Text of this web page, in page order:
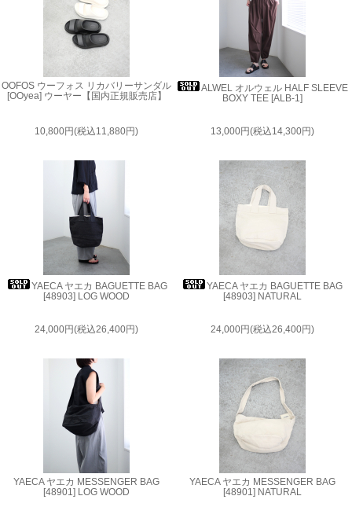
OOFOS ウーフォス リカバリーサンダル
[OOyea] ウーヤー【国内正規販売店】
10,800円(税込11,880円)
ALWEL オルウェル HALF SLEEVE
BOXY TEE [ALB-1]
13,000円(税込14,300円)
YAECA ヤエカ BAGUETTE BAG
[48903] LOG WOOD
24,000円(税込26,400円)
YAECA ヤエカ BAGUETTE BAG
[48903] NATURAL
24,000円(税込26,400円)
YAECA ヤエカ MESSENGER BAG
[48901] LOG WOOD
YAECA ヤエカ MESSENGER BAG
[48901] NATURAL